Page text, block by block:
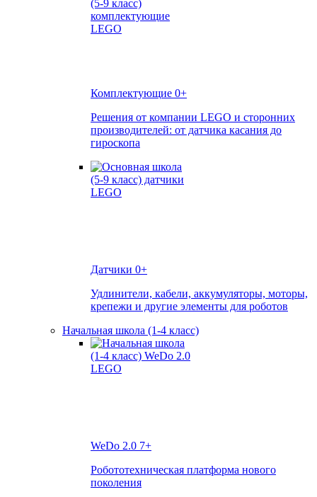
Комплектующие 0+
Решения от компании LEGO и сторонних
производителей: от датчика касания до
гироскопа
Датчики 0+
Удлинители, кабели, аккумуляторы, моторы,
крепежи и другие элементы для роботов
Начальная школа (1-4 класс)
WeDo 2.0 7+
Робототехническая платформа нового
поколения